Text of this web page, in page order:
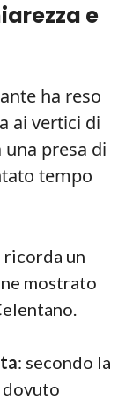
e
ha reso
ai vertici di
una presa di
tempo
un
mostrato
: secondo la
dovuto